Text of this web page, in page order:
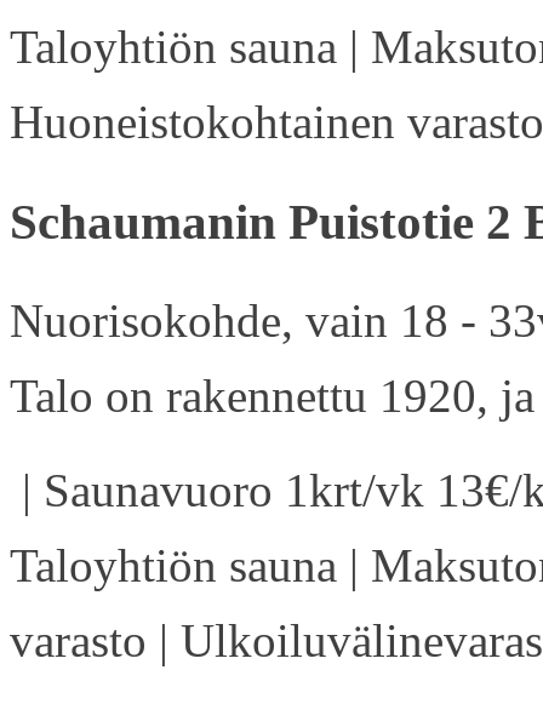
Taloyhtiön sauna |
Huoneistokohtainen
Schaumanin Puistotie 2
Nuorisokohde, vain 18 -
Talo on rakennettu 1920,
| Saunavuoro 1krt/vk
Taloyhtiön sauna |
varasto |